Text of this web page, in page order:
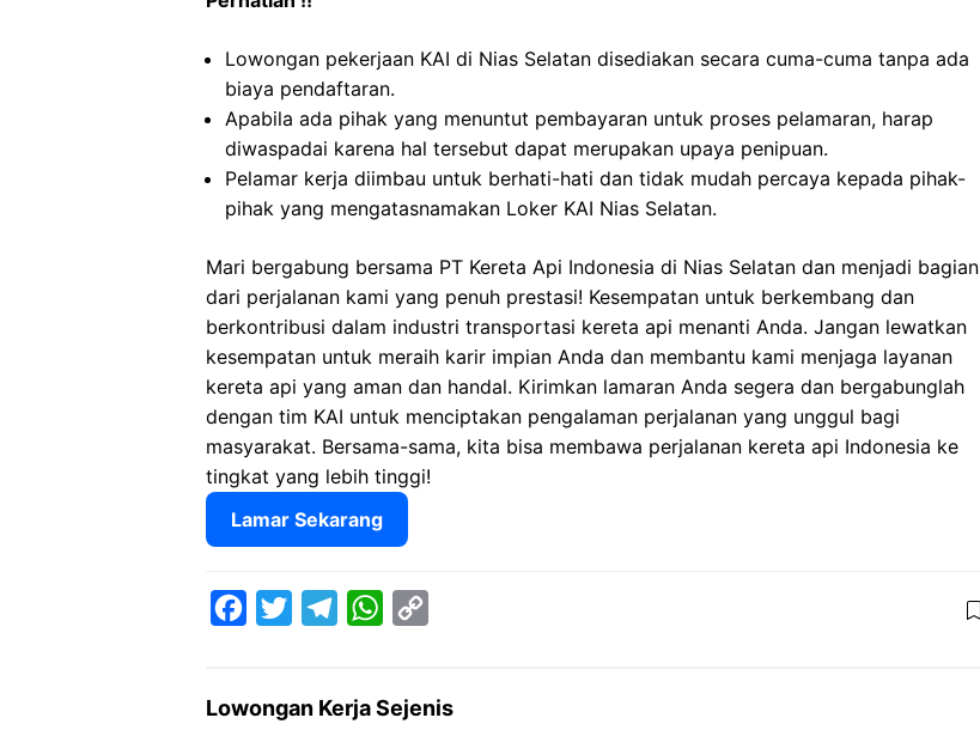
Lowongan pekerjaan KAI di Nias Selatan disediakan secara cuma-cuma tanpa ada
biaya pendaftaran.
Apabila ada pihak yang menuntut pembayaran untuk proses pelamaran, harap
diwaspadai karena hal tersebut dapat merupakan upaya penipuan.
Pelamar kerja diimbau untuk berhati-hati dan tidak mudah percaya kepada pihak-
pihak yang mengatasnamakan Loker KAI Nias Selatan.
Mari bergabung bersama PT Kereta Api Indonesia di Nias Selatan dan menjadi bagian
dari perjalanan kami yang penuh prestasi! Kesempatan untuk berkembang dan
berkontribusi dalam industri transportasi kereta api menanti Anda. Jangan lewatkan
kesempatan untuk meraih karir impian Anda dan membantu kami menjaga layanan
kereta api yang aman dan handal. Kirimkan lamaran Anda segera dan bergabunglah
dengan tim KAI untuk menciptakan pengalaman perjalanan yang unggul bagi
masyarakat. Bersama-sama, kita bisa membawa perjalanan kereta api Indonesia ke
tingkat yang lebih tinggi!
Lamar Sekarang
e
t
e
W
t
y
Lowongan Kerja Sejenis